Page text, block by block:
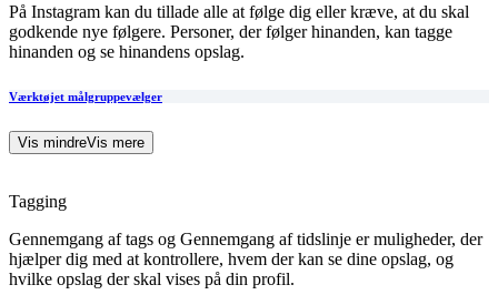
På Instagram kan du tillade alle at følge dig eller kræve, at du skal
godkende nye følgere. Personer, der følger hinanden, kan tagge
hinanden og se hinandens opslag.
Værktøjet målgruppevælger
Vis mindreVis mere
Tagging
Gennemgang af tags og Gennemgang af tidslinje er muligheder, der
hjælper dig med at kontrollere, hvem der kan se dine opslag, og
hvilke opslag der skal vises på din profil.